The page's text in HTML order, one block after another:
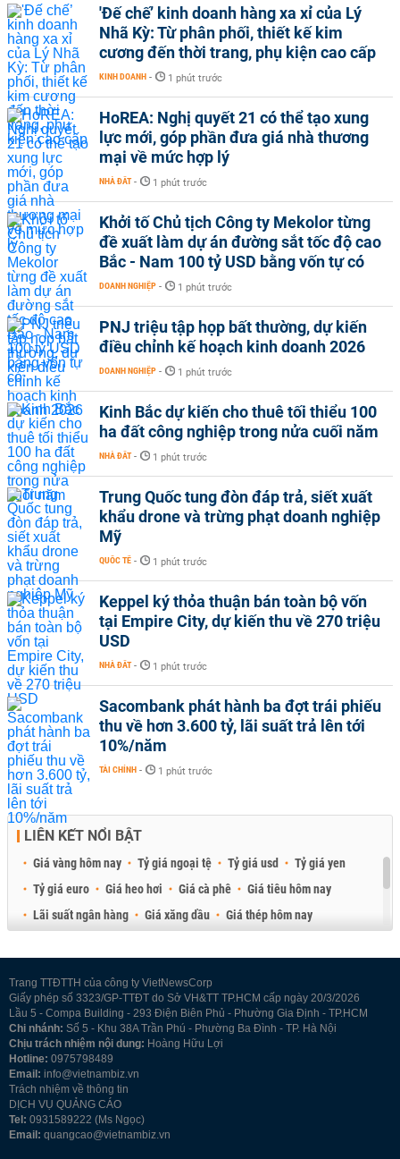
'Đế chế’ kinh doanh hàng xa xỉ của Lý
Nhã Kỳ: Từ phân phối, thiết kế kim
cương đến thời trang, phụ kiện cao cấp
KINH DOANH - 1 phút trước
HoREA: Nghị quyết 21 có thể tạo xung
lực mới, góp phần đưa giá nhà thương
mại về mức hợp lý
NHÀ ĐẤT - 1 phút trước
Khởi tố Chủ tịch Công ty Mekolor từng
đề xuất làm dự án đường sắt tốc độ cao
Bắc - Nam 100 tỷ USD bằng vốn tự có
DOANH NGHIỆP - 1 phút trước
PNJ triệu tập họp bất thường, dự kiến
điều chỉnh kế hoạch kinh doanh 2026
DOANH NGHIỆP - 1 phút trước
Kinh Bắc dự kiến cho thuê tối thiểu 100
ha đất công nghiệp trong nửa cuối năm
NHÀ ĐẤT - 1 phút trước
Trung Quốc tung đòn đáp trả, siết xuất
khẩu drone và trừng phạt doanh nghiệp
Mỹ
QUỐC TẾ - 1 phút trước
Keppel ký thỏa thuận bán toàn bộ vốn
tại Empire City, dự kiến thu về 270 triệu
USD
NHÀ ĐẤT - 1 phút trước
Sacombank phát hành ba đợt trái phiếu
thu về hơn 3.600 tỷ, lãi suất trả lên tới
10%/năm
TÀI CHÍNH - 1 phút trước
LIÊN KẾT NỔI BẬT
Giá vàng hôm nay Tỷ giá ngoại tệ Tỷ giá usd
Tỷ giá yen
Tỷ giá euro
Giá heo hơi Giá cà phê
Giá tiêu hôm nay
Lãi suất ngân hàng
Giá xăng dầu
Giá thép hôm nay
Trang TTĐTTH của công ty VietNewsCorp
Giấy phép số 3323/GP-TTĐT do Sở VH&TT TP.HCM cấp ngày 20/3/2026
Lầu 5 - Compa Building - 293 Điện Biên Phủ - Phường Gia Định - TP.HCM
Chi nhánh: Số 5 - Khu 38A Trần Phú - Phường Ba Đình - TP. Hà Nội
Chịu trách nhiệm nội dung: Hoàng Hữu Lợi
Hotline: 0975798489
Email: info@vietnambiz.vn
Trách nhiệm về thông tin
DỊCH VỤ QUẢNG CÁO
Tel: 0931589222 (Ms Ngọc)
Email: quangcao@vietnambiz.vn